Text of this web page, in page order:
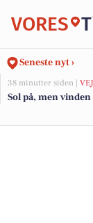
VORES
Seneste nyt ›
38 minutter siden |
Sol på, men